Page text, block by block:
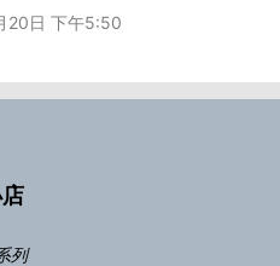
20日 下午5:50
列